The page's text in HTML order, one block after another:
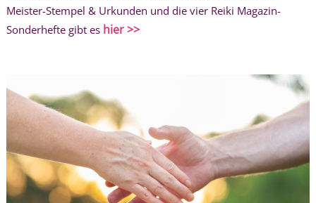
Meister-Stempel & Urkunden und die vier Reiki Magazin-
Sonderhefte gibt es hier >>